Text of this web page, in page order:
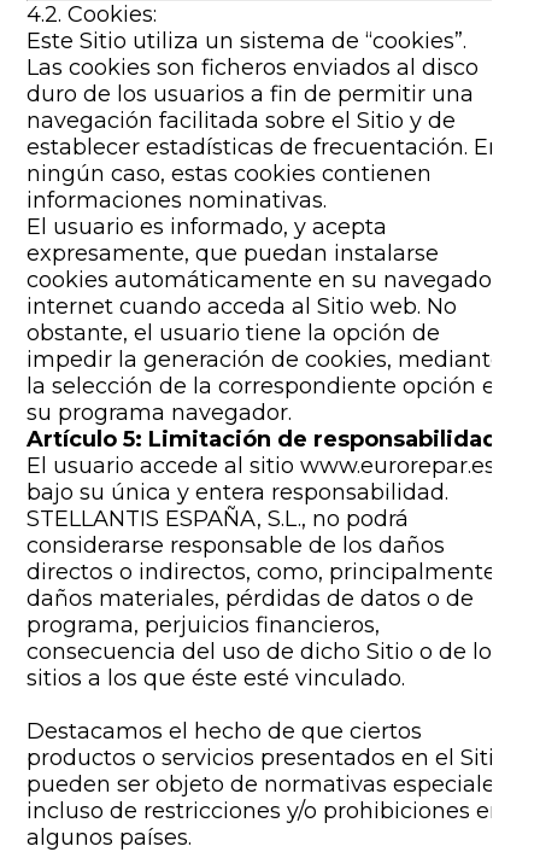
4.2. Cookies:
Este Sitio utiliza un sistema de “cookies”.
Las cookies son ficheros enviados al disco
duro de los usuarios a fin de permitir una
navegación facilitada sobre el Sitio y de
establecer estadísticas de frecuentación. En
ningún caso, estas cookies contienen
informaciones nominativas.
El usuario es informado, y acepta
expresamente, que puedan instalarse
cookies automáticamente en su navegador
internet cuando acceda al Sitio web. No
obstante, el usuario tiene la opción de
impedir la generación de cookies, mediante
la selección de la correspondiente opción en
su programa navegador.
Artículo 5: Limitación de responsabilidad
El usuario accede al sitio www.eurorepar.es
bajo su única y entera responsabilidad.
STELLANTIS ESPAÑA, S.L., no podrá
considerarse responsable de los daños
directos o indirectos, como, principalmente,
daños materiales, pérdidas de datos o de
programa, perjuicios financieros,
consecuencia del uso de dicho Sitio o de los
sitios a los que éste esté vinculado.
Destacamos el hecho de que ciertos
productos o servicios presentados en el Sitio
pueden ser objeto de normativas especiales,
incluso de restricciones y/o prohibiciones en
algunos países.